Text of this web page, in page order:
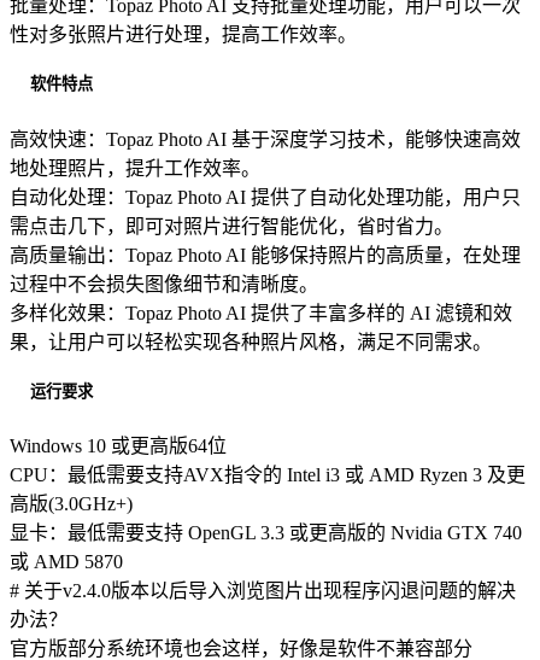
批量处理：Topaz Photo AI 支持批量处理功能，用户可以一次
性对多张照片进行处理，提高工作效率。
软件特点
高效快速：Topaz Photo AI 基于深度学习技术，能够快速高效
地处理照片，提升工作效率。
自动化处理：Topaz Photo AI 提供了自动化处理功能，用户只
需点击几下，即可对照片进行智能优化，省时省力。
高质量输出：Topaz Photo AI 能够保持照片的高质量，在处理
过程中不会损失图像细节和清晰度。
多样化效果：Topaz Photo AI 提供了丰富多样的 AI 滤镜和效
果，让用户可以轻松实现各种照片风格，满足不同需求。
运行要求
Windows 10 或更高版64位
CPU：最低需要支持AVX指令的 Intel i3 或 AMD Ryzen 3 及更
高版(3.0GHz+)
显卡：最低需要支持 OpenGL 3.3 或更高版的 Nvidia GTX 740
或 AMD 5870
# 关于v2.4.0版本以后导入浏览图片出现程序闪退问题的解决
办法？
官方版部分系统环境也会这样，好像是软件不兼容部分